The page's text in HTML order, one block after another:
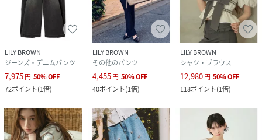
LILY BROWN
ジーンズ・デニムパンツ
7,975円 50%OFF
72ポイント(1倍)
LILY BROWN
その他のパンツ
4,455円 50%OFF
40ポイント(1倍)
LILY BROWN
シャツ・ブラウス
12,980円 50%OFF
118ポイント(1倍)